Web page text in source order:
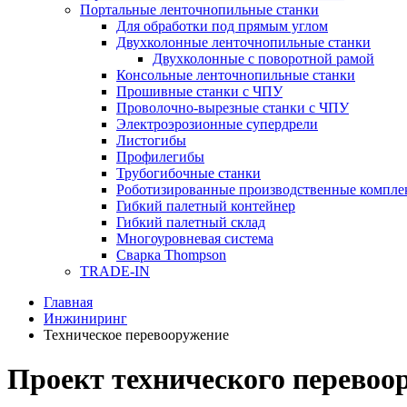
Портальные ленточнопильные станки
Для обработки под прямым углом
Двухколонные ленточнопильные станки
Двухколонные с поворотной рамой
Консольные ленточнопильные станки
Прошивные станки с ЧПУ
Проволочно-вырезные станки с ЧПУ
Электроэрозионные супердрели
Листогибы
Профилегибы
Трубогибочные станки
Роботизированные производственные
Гибкий палетный контейнер
Гибкий палетный склад
Многоуровневая система
Сварка Thompson
TRADE-IN
Главная
Инжиниринг
Техническое перевооружение
Проект технического